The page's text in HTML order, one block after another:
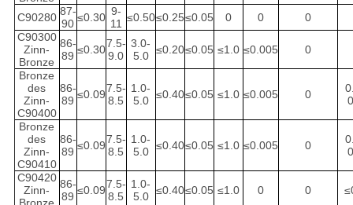
C90280 87-
90 ≤0.30 9-
11 ≤0.50≤0.25≤0.05 0 0
0
C90300
Zinn-
Bronze
86-
89 ≤0.307.5-
9.0
3.0-
5.0 ≤0.20≤0.05 ≤1.0 ≤0.005 0
Bronze
des
Zinn-
C90400
86-
89 ≤0.097.5-
8.5
1.0-
5.0 ≤0.40≤0.05 ≤1.0 ≤0.005 0
Bronze
des
Zinn-
C90410
86-
89 ≤0.097.5-
8.5
1.0-
5.0 ≤0.40≤0.05 ≤1.0 ≤0.005 0
C90420
Zinn-
86-
89 ≤0.097.5-
8.5
1.0-
5.0 ≤0.40≤0.05 ≤1.0 0 0